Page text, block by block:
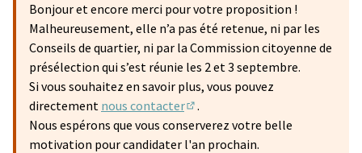
Bonjour et encore merci pour votre proposition !
Malheureusement, elle n’a pas été retenue, ni par les
Conseils de quartier, ni par la Commission citoyenne de
présélection qui s’est réunie les 2 et 3 septembre.
Si vous souhaitez en savoir plus, vous pouvez
directement nous contacter
(S'ouvre dans un nouvel onglet)
.
Nous espérons que vous conserverez votre belle
motivation pour candidater l'an prochain.